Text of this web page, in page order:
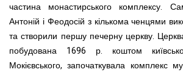
частина монастирського комплексу.
Антоній і Феодосій з кількома ченцями
та створили першу печерну церкву.
побудована 1696 р. коштом
Мокієвського, започаткувала комплекс